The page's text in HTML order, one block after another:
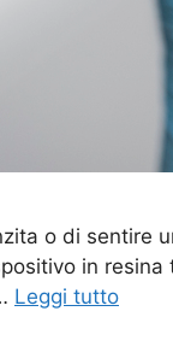
o di sentire
in
Leggi tutto